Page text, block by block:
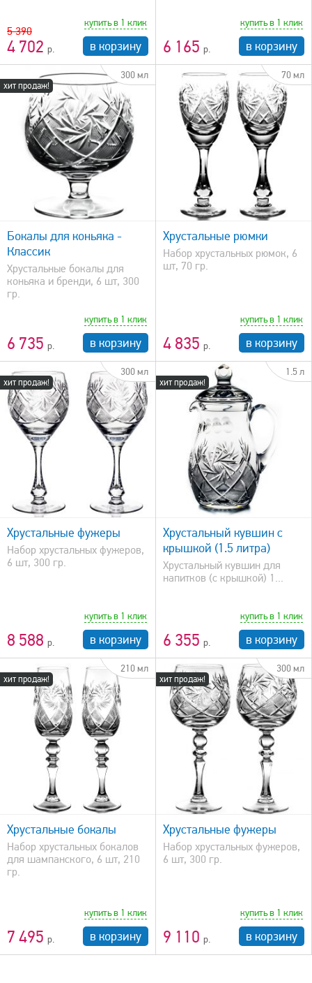
5 390
4 702
купить в 1 клик
в корзину 6 165
купить в 1 клик
в корзину
хит продаж!
300 мл
Бокалы для коньяка -
Классик
Хрустальные бокалы для
коньяка и бренди, 6 шт, 300
гр.
6 735
купить в 1 клик
в корзину
70 мл
быстрый просмотр
Хрустальные рюмки
Набор хрустальных рюмок, 6
шт, 70 гр.
4 835
купить в 1 клик
в корзину
хит продаж!
300 мл
Хрустальные фужеры
Набор хрустальных фужеров,
6 шт, 300 гр.
8 588
купить в 1 клик
в корзину
хит продаж!
1.5 л
быстрый просмотр
Хрустальный кувшин с
крышкой (1.5 литра)
Хрустальный кувшин для
напитков (с крышкой) 1...
6 355
купить в 1 клик
в корзину
хит продаж!
210 мл
Хрустальные бокалы
Набор хрустальных бокалов
для шампанского, 6 шт, 210
гр.
7 495
купить в 1 клик
в корзину
хит продаж!
300 мл
быстрый просмотр
Хрустальные фужеры
Набор хрустальных фужеров,
6 шт, 300 гр.
9 110
купить в 1 клик
в корзину